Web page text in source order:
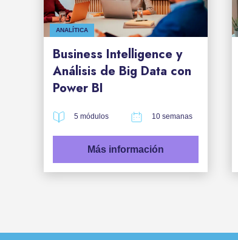
ANALÍTICA
Business Intelligence y
Análisis de Big Data con
Power BI
5 módulos 10 semanas
Más información